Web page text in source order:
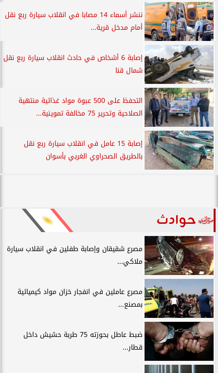
ننشر أسماء 14 مصابا في انقلاب سيارة ربع نقل
أمام مدخل قرية...
إصابة 6 أشخاص في حادث انقلاب سيارة ربع نقل
شمال قنا
التحفظ على 500 عبوة مواد غذائية منتهية
الصلاحية وتحرير 75 مخالفة تموينية...
إصابة 15 عامل في انقلاب سيارة ربع نقل
بالطريق الصحراوي الغربي بأسوان
حوادث
مصرع شقيقان وإصابة طفلين في انقلاب سيارة
ملاكي...
مصرع عاملين في انفجار خزان مواد كيميائية
بمصنع...
ضبط عاطل بحوزته 75 طربة حشيش داخل
قطار...